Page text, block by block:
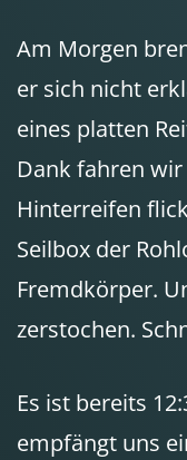
Am Morgen
er sich nicht
eines platten
Dank fahren
Hinterreifen
Seilbox der
Fremdkörper.
zerstochen.
Es ist bereits
empfängt uns